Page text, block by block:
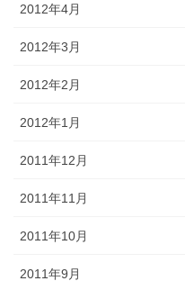
2012年4月
2012年3月
2012年2月
2012年1月
2011年12月
2011年11月
2011年10月
2011年9月